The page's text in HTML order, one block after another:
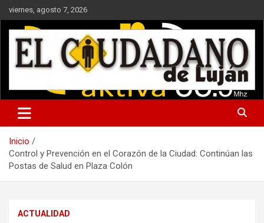
Saltar
al
contenido
viernes, agosto 7, 2026
Noticias de interés general y periodismo de investigación
Inicio
Control y Prevención en el Corazón de la Ciudad: Continúan las
Postas de Salud en Plaza Colón
ACTUALIDAD